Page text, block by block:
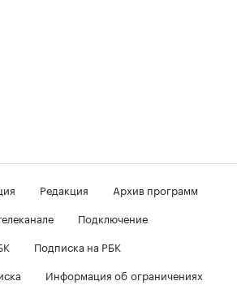
Редакция
Архив программ
Подключение
Подписка на РБК
Информация об ограничениях